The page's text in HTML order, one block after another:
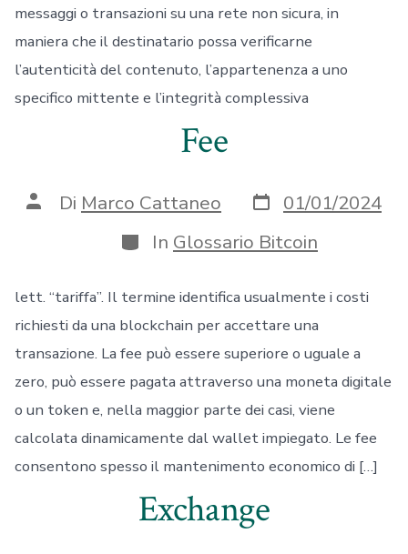
messaggi o transazioni su una rete non sicura, in
maniera che il destinatario possa verificarne
l’autenticità del contenuto, l’appartenenza a uno
specifico mittente e l’integrità complessiva
Fee
Autore
articolo
Di Marco Cattaneo Data
articolo
01/01/2024
Categorie
In Glossario Bitcoin
lett. “tariffa”. Il termine identifica usualmente i costi
richiesti da una blockchain per accettare una
transazione. La fee può essere superiore o uguale a
zero, può essere pagata attraverso una moneta digitale
o un token e, nella maggior parte dei casi, viene
calcolata dinamicamente dal wallet impiegato. Le fee
consentono spesso il mantenimento economico di […]
Exchange